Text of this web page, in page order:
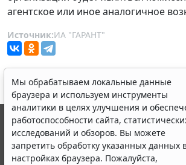
агентское или иное аналогичное
Источник:ИА "ГАРАНТ"
Мы обрабатываем локальные данные
браузера и используем инструменты
аналитики в целях улучшения и
работоспособности сайта,
исследований и обзоров. Вы можете
запретить обработку указанных данных
настройках браузера. Пожалуйста,
© ООО "НПП "ГАРАНТ-СЕРВИС", 2026.
выпускается с 1990 года. Компания
являются участниками Российской